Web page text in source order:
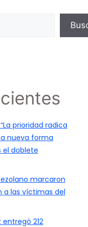
prioridad radica
nueva forma
el doblete
marcaron
a las víctimas del
212